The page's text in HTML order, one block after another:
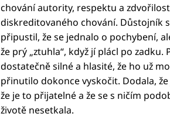
chování autority, respektu a
diskreditovaného chování. Důstojník
připustil, že se jednalo o pochybení,
že prý „ztuhla“, když jí plácl po
dostatečně silné a hlasité, že ho už
přinutilo dokonce vyskočit. Dodala,
že je to přijatelné a že se s ničím
životě nesetkala.